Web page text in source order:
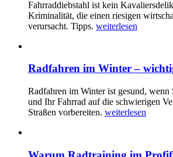
Fahrraddiebstahl ist kein
Kriminalität, die einen riesigen
verursacht. Tipps. weiterlesen
Radfahren im Winter –
Radfahren im Winter ist gesund,
und Ihr Fahrrad auf die schwierigen
Straßen vorbereiten. weiterlesen